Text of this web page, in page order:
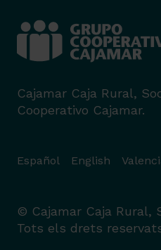
Cajamar Caja Rural,
Cooperativo Cajamar.
Español English
© Cajamar Caja Rural,
Tots els drets